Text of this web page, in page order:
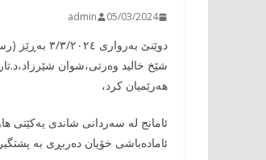
05/03/2024
admin
دوێنێ
شێخ خالید وەرتی،شوان
هەرێمیان کرد،
ئامانج لە سەردانی شاندی یەکێتی
ئامادەباشی خۆیان دەربڕی بە